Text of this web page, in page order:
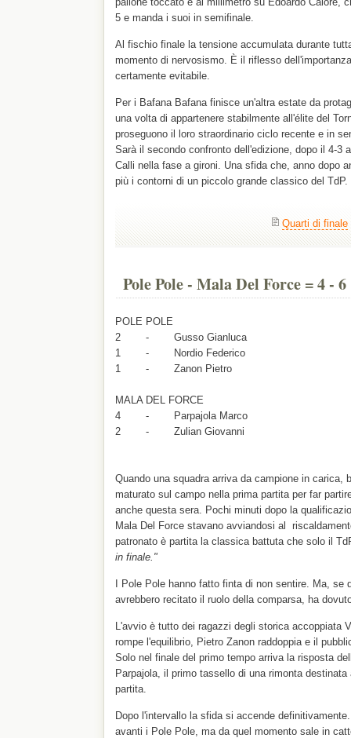
5 e manda i suoi in semifinale.
Al fischio finale la tensione accumulata durante
momento di nervosismo. È il riflesso
certamente evitabile.
Per i Bafana Bafana finisce un'altra estate da
una volta di appartenere stabilmente all'élite del
proseguono il loro straordinario ciclo recente e in
Sarà il secondo confronto dell'edizione, dopo il 4-3
Calli nella fase a gironi. Una sfida che, anno dopo
più i contorni di un piccolo grande classico del TdP.
Quarti di finale
Pole Pole - Mala Del Force = 4 - 6
POLE POLE
2 - Gusso Gianluca
1 - Nordio Federico
1 - Zanon Pietro
MALA DEL FORCE
4 - Parpajola Marco
2 - Zulian Giovanni
Quando una squadra arriva da campione in carica,
maturato sul campo nella prima partita per far
anche questa sera. Pochi minuti dopo la
Mala Del Force stavano avviandosi al
patronato è partita la classica battuta che solo il
in finale."
I Pole Pole hanno fatto finta di non sentire. Ma, se
avrebbero recitato il ruolo della comparsa, ha
L'avvio è tutto dei ragazzi degli storica accoppiata
rompe l'equilibrio, Pietro Zanon raddoppia e il
Solo nel finale del primo tempo arriva la risposta
Parpajola, il primo tassello di una rimonta
partita.
Dopo l'intervallo la sfida si accende
avanti i Pole Pole, ma da quel momento sale in